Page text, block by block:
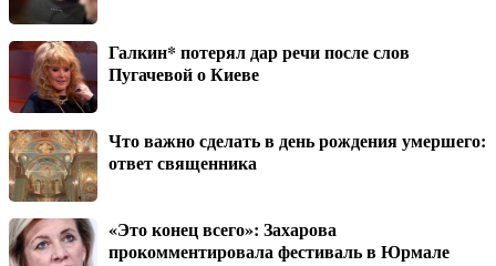
Галкин* потерял дар речи после слов
Пугачевой о Киеве
Что важно сделать в день рождения умершего:
ответ священника
«Это конец всего»: Захарова
прокомментировала фестиваль в Юрмале